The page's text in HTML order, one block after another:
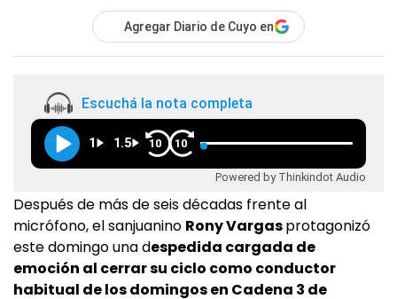
Agregar Diario de Cuyo en
Escuchá la nota completa
1 1.5 10 10
Powered by Thinkindot Audio
Después de más de seis décadas frente al
micrófono, el sanjuanino Rony Vargasprotagonizó
este domingo una despedida cargada de
emoción al cerrar su ciclo como conductor
habitual de los domingos en Cadena 3 de